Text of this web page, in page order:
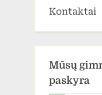
Kontaktai
Mūsų
paskyra